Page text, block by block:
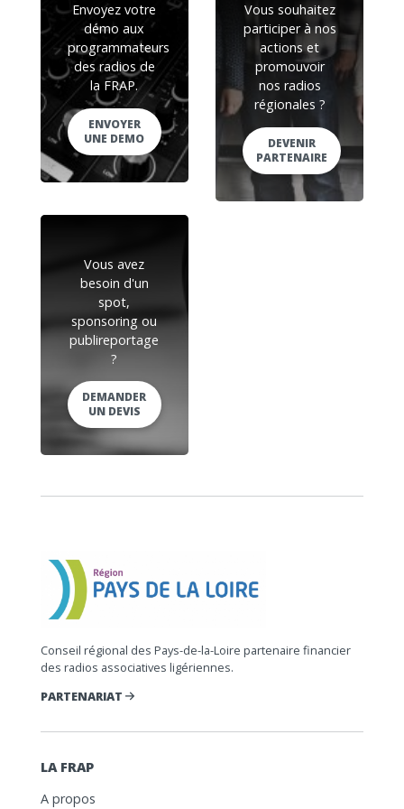
Envoyez votre
démo aux
programmateurs
des radios de
la FRAP.
ENVOYER
UNE DEMO
Vous souhaitez
participer à nos
actions et
promouvoir
nos radios
régionales ?
DEVENIR
PARTENAIRE
Vous avez
besoin d'un
spot,
sponsoring ou
publireportage
?
DEMANDER
UN DEVIS
Conseil régional des Pays-de-la-Loire partenaire financier
des radios associatives ligériennes.
PARTENARIAT
LA FRAP
A propos